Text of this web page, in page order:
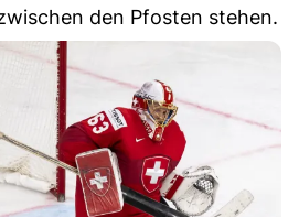
den Pfosten stehen.